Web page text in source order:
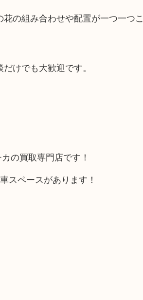
の組み合わせや配置が一つ一つこ
けでも大歓迎です。
の買取専門店です！
スペースがあります！